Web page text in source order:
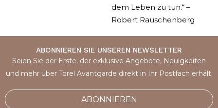
dem Leben zu tun.“ –
Robert Rauschenberg
ABONNIEREN SIE UNSEREN NEWSLETTER
Seien Sie der Erste, der exklusive Angebote, Neuigkeiten
und mehr über Torel Avantgarde direkt in Ihr Postfach erhält.
ABONNIEREN